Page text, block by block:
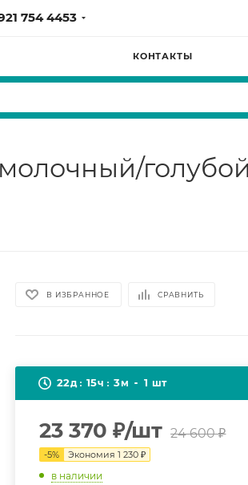
754 4453
КОНТАКТЫ
голубой
В ИЗБРАННОЕ СРАВНИТЬ
22д 15ч 3м 1 шт
23 370 ₽/шт 24 600₽
-5% Экономия1 230 ₽
в наличии